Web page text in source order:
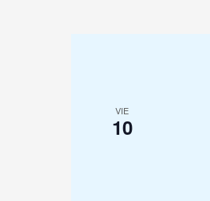
VIE
10